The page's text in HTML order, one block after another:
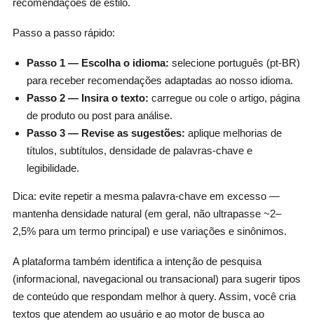
Passo a passo rápido:
Passo 1 — Escolha o idioma: selecione português (pt‑BR)
para receber recomendações adaptadas ao nosso idioma.
Passo 2 — Insira o texto: carregue ou cole o artigo, página
de produto ou post para análise.
Passo 3 — Revise as sugestões: aplique melhorias de
títulos, subtítulos, densidade de palavras‑chave e
legibilidade.
Dica: evite repetir a mesma palavra‑chave em excesso —
mantenha densidade natural (em geral, não ultrapasse ~2–
2,5% para um termo principal) e use variações e sinônimos.
A plataforma também identifica a intenção de pesquisa
(informacional, navegacional ou transacional) para sugerir tipos
de conteúdo que respondam melhor à query. Assim, você cria
textos que atendem ao usuário e ao motor de busca ao